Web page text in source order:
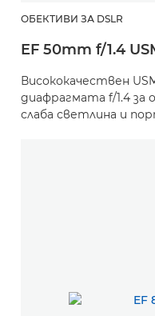
ОБЕКТИВИ ЗА DSLR
EF 50mm f/1.4
Висококачествен
диафрагмата f/1.4 за
слаба светлина и